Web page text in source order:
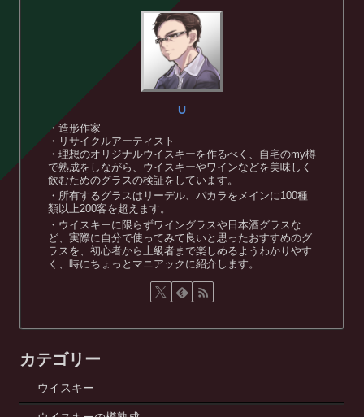
U
・造形作家
・リサイクルアーティスト
・理想のオリジナルウイスキーを作るべく、自宅のmy樽
で熟成をしながら、ウイスキーやワインなどを美味しく
飲むためのグラスの検証をしています。
・所有するグラスはリーデル、バカラをメインに100種
類以上200客を超えます。
・ウイスキーに限らずワイングラスや日本酒グラスな
ど、実際に自分で使ってみて良いと思ったおすすめのグ
ラスを、初心者から上級者まで楽しめるようわかりやす
く、時にちょっとマニアックに紹介します。
カテゴリー
ウイスキー